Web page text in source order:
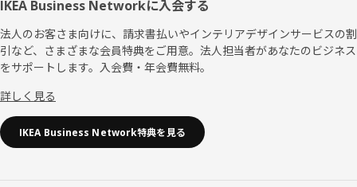
IKEA Business Networkに入会する
法人のお客さま向けに、請求書払いやインテリアデザインサービスの割
引など、さまざまな会員特典をご用意。法人担当者があなたのビジネス
をサポートします。入会費・年会費無料。
詳しく見る
IKEA Business Network特典を見る